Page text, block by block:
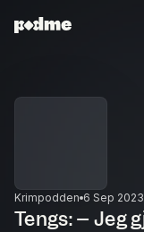
Krimpodden 6 Sep 2023
Tengs: – Jeg